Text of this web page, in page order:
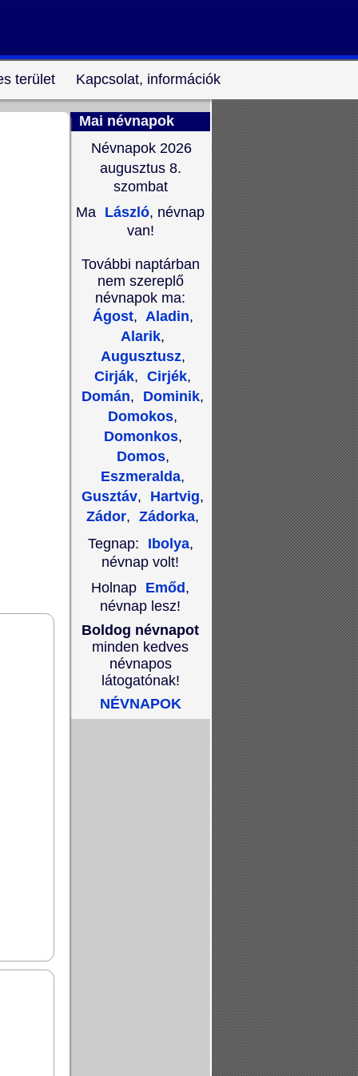
terület Kapcsolat, információk
Mai névnapok
Névnapok 2026
augusztus 8.
szombat
Ma László, névnap
van!
További naptárban
nem szereplő
névnapok ma:
Ágost, Aladin,
Alarik,
Augusztusz,
Cirják, Cirjék,
Domán, Dominik,
Domokos,
Domonkos,
Domos,
Eszmeralda,
Gusztáv, Hartvig,
Zádor, Zádorka,
Tegnap:
Ibolya,
névnap volt!
Holnap Emőd ,
névnap lesz!
Boldog névnapot
minden kedves
névnapos
látogatónak!
NÉVNAPOK